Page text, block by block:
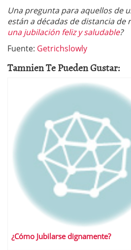
Una pregunta para aquellos de
están a décadas de distancia de
una jubilación feliz y saludable?
Fuente: Getrichslowly
Tamnien Te Pueden Gustar:
¿Cómo Jubilarse dignamente?